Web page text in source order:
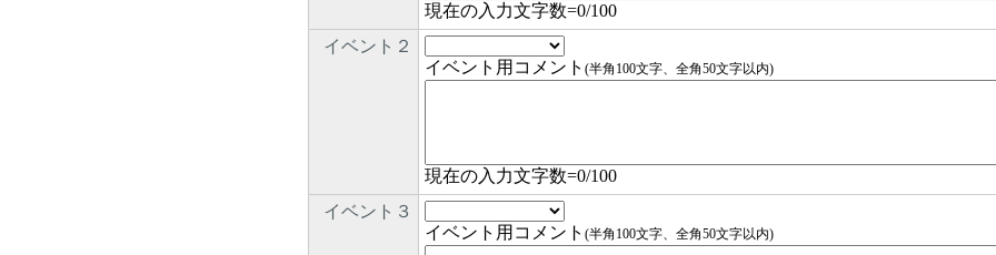
現在の入力文字数=0/100
イベント２
イベント用コメント (半角100文字、全角50文字以内)
現在の入力文字数=0/100
イベント３
イベント用コメント (半角100文字、全角50文字以内)